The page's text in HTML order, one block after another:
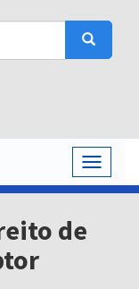
Busca
Toggle
de